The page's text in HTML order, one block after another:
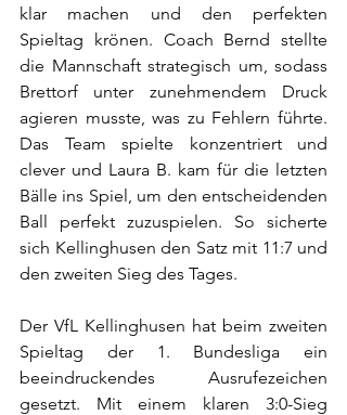
klar machen und den perfekten
Spieltag krönen. Coach Bernd stellte
die Mannschaft strategisch um, sodass
Brettorf unter zunehmendem Druck
agieren musste, was zu Fehlern führte.
Das Team spielte konzentriert und
clever und Laura B. kam für die letzten
Bälle ins Spiel, um den entscheidenden
Ball perfekt zuzuspielen. So sicherte
sich Kellinghusen den Satz mit 11:7 und
den zweiten Sieg des Tages.
Der VfL Kellinghusen hat beim zweiten
Spieltag der 1. Bundesliga ein
beeindruckendes Ausrufezeichen
gesetzt. Mit einem klaren 3:0-Sieg